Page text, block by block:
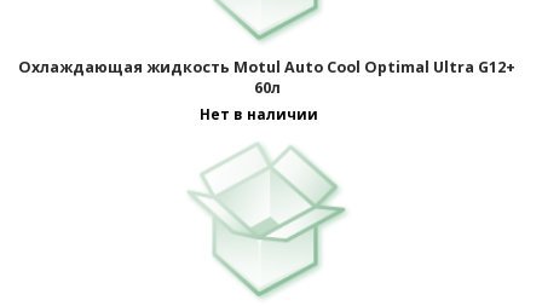
Охлаждающая жидкость Motul Auto Cool Optimal Ultra G12+
60л
Нет в наличии